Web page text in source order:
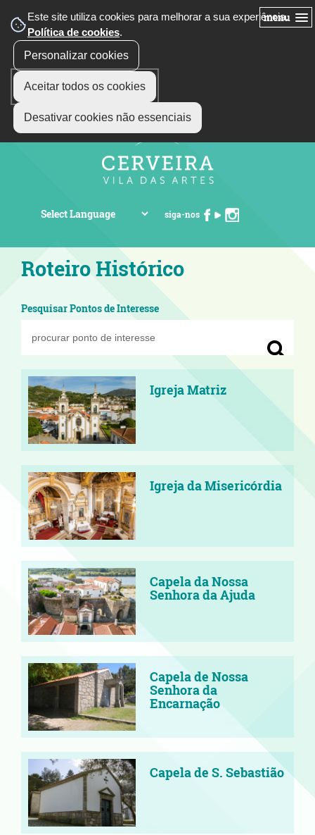
Este site utiliza cookies para melhorar a sua experiência.
Política de cookies.
Personalizar cookies
Aceitar todos os cookies
Desativar cookies não essenciais
menu
siga-nos
Roteiro Histórico
Pesquisar Pontos de Interesse
Igreja Matriz
Igreja da Misericórdia
Capela da Nossa
Senhora da Ajuda
Capela de Nossa
Senhora da
Encarnação
Capela de S. Sebastião